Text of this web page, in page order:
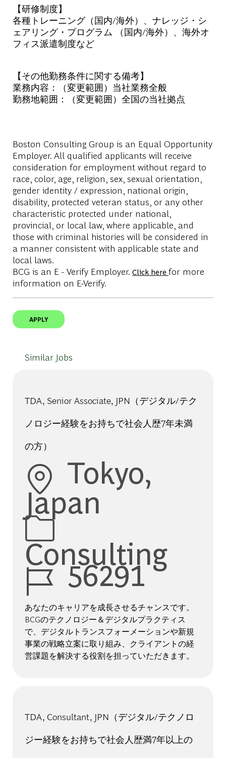
【研修制度】
各種トレーニング（国内/海外）、ナレッジ・シ
ェアリング・プログラム （国内/海外）、海外オ
フィス派遣制度など
【その他勤務条件に関する備考】
業務内容：（変更範囲）当社業務全般
勤務地範囲：（変更範囲）全国の当社拠点
Boston Consulting Group is an Equal Opportunity
Employer. All qualified applicants will receive
consideration for employment without regard to
race, color, age, religion, sex, sexual orientation,
gender identity / expression, national origin,
disability, protected veteran status, or any other
characteristic protected under national,
provincial, or local law, where applicable, and
those with criminal histories will be considered in
a manner consistent with applicable state and
local laws.
BCG is an E - Verify Employer. Click here for more
information on E-Verify.
APPLY
Similar Jobs
TDA, Senior Associate, JPN（デジタル/テク
ノロジー経験をお持ちで社会人歴7年未満
の方）
Location
Tokyo,
Japan
Category
Consulting
Job Id56291
あなたのキャリアを成長させるチャンスです。
BCGのテクノロジー＆デジタルプラクティス
で、デジタルトランスフォーメーションや新規
事業の戦略立案に取り組み、クライアントの経
営課題を解決する役割を担っていただきます。
TDA, Consultant, JPN（デジタル/テクノロ
ジー経験をお持ちで社会人歴満7年以上の